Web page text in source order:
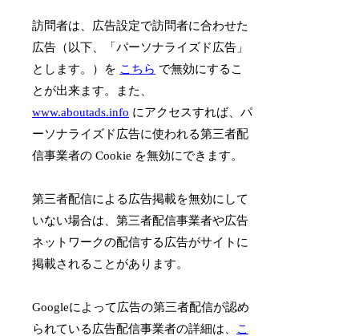
訪問者は、広告設定で訪問者に合わせた
広告（以下、「パーソナライズド広告」
とします。）を こちら で無効にするこ
とが出来ます。また、
www.aboutads.info にアクセスすれば、パ
ーソナライズド広告に使われる第三者配
信事業者の Cookie を無効にできます。
第三者配信による広告掲載を無効にして
いない場合は、第三者配信事業者や広告
ネットワークの配信する広告がサイトに
掲載されることがあります。
Googleによって広告の第三者配信が認め
られている広告配信事業者の詳細は、
こ